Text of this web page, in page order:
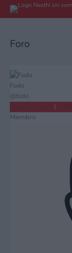
Foro
Fodo
@fodo
|
Miembro